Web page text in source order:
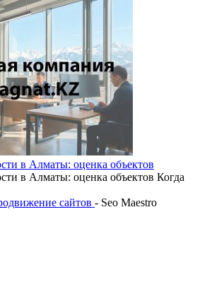
в Алматы: оценка объектов
в Алматы: оценка объектов Когда
сайтов - Seo Maestro